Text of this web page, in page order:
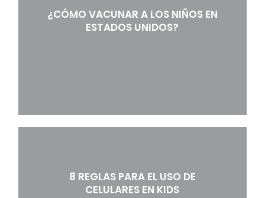
¿CÓMO VACUNAR A LOS NIÑOS EN
ESTADOS UNIDOS?
8 REGLAS PARA EL USO DE
CELULARES EN KIDS